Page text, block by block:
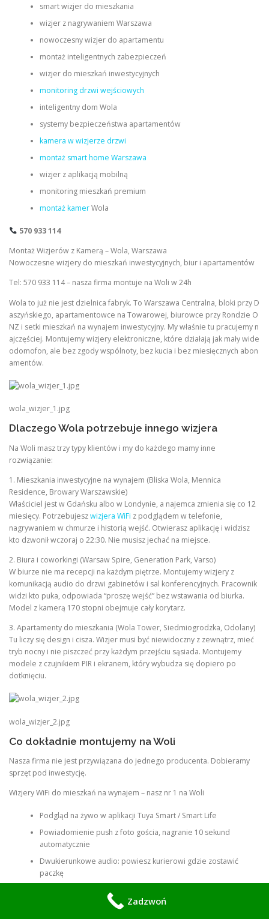
smart wizjer do mieszkania
wizjer z nagrywaniem Warszawa
nowoczesny wizjer do apartamentu
montaż inteligentnych zabezpieczeń
wizjer do mieszkań inwestycyjnych
monitoring drzwi wejściowych
inteligentny dom Wola
systemy bezpieczeństwa apartamentów
kamera w wizjerze drzwi
montaż smart home Warszawa
wizjer z aplikacją mobilną
monitoring mieszkań premium
montaż kamerWola
570 933 114
Montaż Wizjerów z Kamerą – Wola, Warszawa
Nowoczesne wizjery do mieszkań inwestycyjnych, biur i apartamentów
Tel: 570 933 114 – nasza firma montuje na Woli w 24h
Wola to już nie jest dzielnica fabryk. To Warszawa Centralna, bloki przy D
aszyńskiego, apartamentowce na Towarowej, biurowce przy Rondzie O
NZ i setki mieszkań na wynajem inwestycyjny. My właśnie tu pracujemy n
ajczęściej. Montujemy wizjery elektroniczne, które działają jak mały wide
odomofon, ale bez zgody wspólnoty, bez kucia i bez miesięcznych abon
amentów.
wola_wizjer_1.jpg
Dlaczego Wola potrzebuje innego wizjera
Na Woli masz trzy typy klientów i my do każdego mamy inne
rozwiązanie:
1. Mieszkania inwestycyjne na wynajem (Bliska Wola, Mennica
Residence, Browary Warszawskie)
Właściciel jest w Gdańsku albo w Londynie, a najemca zmienia się co 12
miesięcy. Potrzebujeszwizjera WiFi z podglądem w telefonie,
nagrywaniem w chmurze i historią wejść. Otwierasz aplikację i widzisz
kto dzwonił wczoraj o 22:30. Nie musisz jechać na miejsce.
2. Biura i coworkingi (Warsaw Spire, Generation Park, Varso)
W biurze nie ma recepcji na każdym piętrze. Montujemy wizjery z
komunikacją audio do drzwi gabinetów i sal konferencyjnych. Pracownik
widzi kto puka, odpowiada “proszę wejść” bez wstawania od biurka.
Model z kamerą 170 stopni obejmuje cały korytarz.
3. Apartamenty do mieszkania (Wola Tower, Siedmiogrodzka, Odolany)
Tu liczy się design i cisza. Wizjer musi być niewidoczny z zewnątrz, mieć
tryb nocny i nie piszczeć przy każdym przejściu sąsiada. Montujemy
modele z czujnikiem PIR i ekranem, który wybudza się dopiero po
dotknięciu.
wola_wizjer_2.jpg
Co dokładnie montujemy na Woli
Nasza firma nie jest przywiązana do jednego producenta. Dobieramy
sprzęt pod inwestycję.
Wizjery WiFi do mieszkań na wynajem – nasz nr 1 na Woli
Podgląd na żywo w aplikacji Tuya Smart / Smart Life
Powiadomienie push z foto gościa, nagranie 10 sekund
automatycznie
Dwukierunkowe audio: powiesz kurierowi gdzie zostawić
paczkę
Zadzwoń